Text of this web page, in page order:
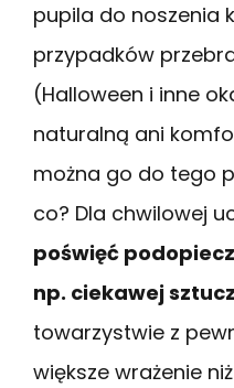
pupila do noszenia
przypadków
(Halloween i inne
naturalną ani
można go do tego
co? Dla chwilowej
poświęć
np. ciekawej
towarzystwie z
większe wrażenie